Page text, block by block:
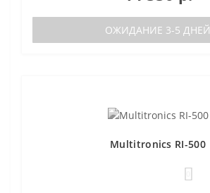
ОЖИДАНИЕ 3-5 ДНЕЙ
Multitronics RI-500